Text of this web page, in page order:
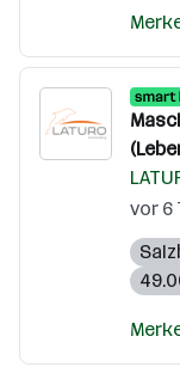
vor 6